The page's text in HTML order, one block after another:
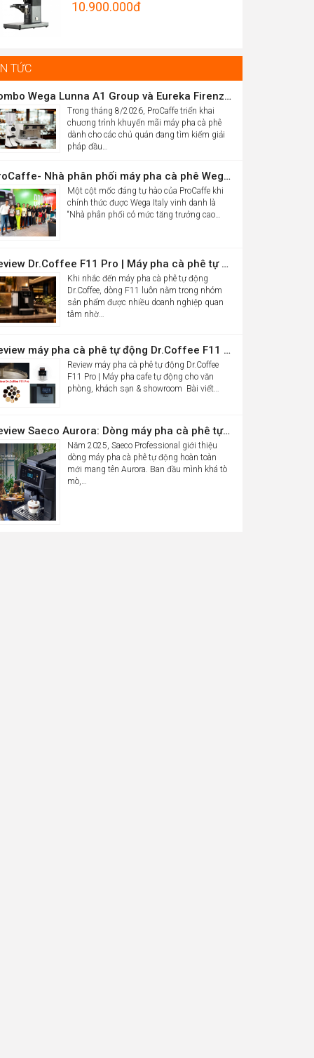
Original
10.900.000đ
TỨC
Combo Wega Lunna A1 Group và Eureka Firenze 75 chỉ 61,9 triệu
Trong tháng 8/2026, ProCaffe triển khai
chương trình khuyến mãi máy pha cà phê
dành cho các chủ quán đang tìm kiếm giải
pháp đầu…
ProCaffe- Nhà phân phối máy pha cà phê Wega có mức tăng trưởng cao nhất thế giới
Một cột mốc đáng tự hào của ProCaffe khi
chính thức được Wega Italy vinh danh là
“Nhà phân phối có mức tăng trưởng cao…
Review Dr.Coffee F11 Pro | Máy pha cà phê tự động cho văn phòng
Khi nhắc đến máy pha cà phê tự động
Dr.Coffee, dòng F11 luôn nằm trong nhóm
sản phẩm được nhiều doanh nghiệp quan
tâm nhờ…
Review máy pha cà phê tự động Dr.Coffee F11 Pro| Máy pha cafe tự động cho văn phòng, khách sạn & showroom
Review máy pha cà phê tự động Dr.Coffee
F11 Pro | Máy pha cafe tự động cho văn
phòng, khách sạn & showroom Bài viết…
Review Saeco Aurora: Dòng máy pha cà phê tự động văn phòng mới của Saeco có gì đáng chú ý?
Năm 2025, Saeco Professional giới thiệu
dòng máy pha cà phê tự động hoàn toàn
mới mang tên Aurora. Ban đầu mình khá tò
mò,…